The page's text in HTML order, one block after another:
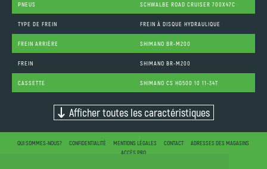
PNEUS SCHWALBE ROAD CRUISER 700X47C
TYPE DE FREIN FREIN À DISQUE HYDRAULIQUE
FREIN ARRIÈRE SHIMANO BR-M200
FREIN SHIMANO BR-M200
CASSETTE SHIMANO CS HG500 10 11-34T
Afficher toutes les caractéristiques
QUI SOMMES-NOUS? CONFIDENTIALITÉ MENTIONS LÉGALES CONTACT
ADRESSES DES MAGASINS
ACCÈS PRO